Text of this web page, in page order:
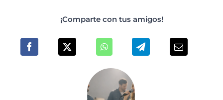
¡Comparte con tus amigos!